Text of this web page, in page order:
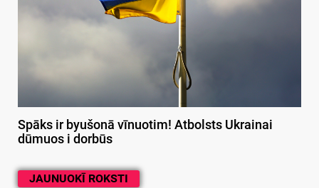
Spāks ir byušonā vīnuotim! Atbolsts Ukrainai
dūmuos i dorbūs
JAUNUOKĪ ROKSTI